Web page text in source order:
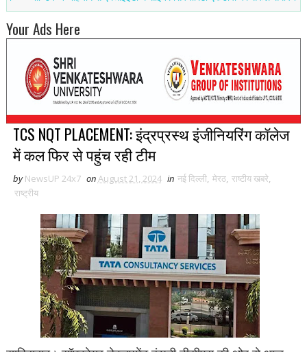
Your Ads Here
TCS NQT PLACEMENT: इंद्रप्रस्थ इंजीनियरिंग कॉलेज
में कल फिर से पहुंच रही टीम
by NewsUP 24x7 onAugust 21, 2024 in नई द‍िल्ली, मेरठ, राष्टीय खबरे,
राष्ट्रीय